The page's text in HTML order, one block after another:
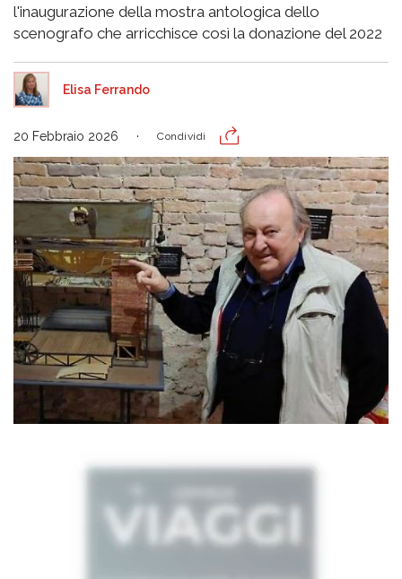
l'inaugurazione della mostra antologica dello
scenografo che arricchisce così la donazione del 2022
Elisa Ferrando
20 Febbraio 2026 Condividi